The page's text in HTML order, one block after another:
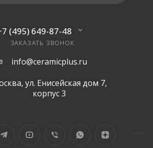
(495) 649-87-48
ЗАКАЗАТЬ ЗВОНОК
info@ceramicplus.ru
ул. Енисейская дом 7,
корпус 3